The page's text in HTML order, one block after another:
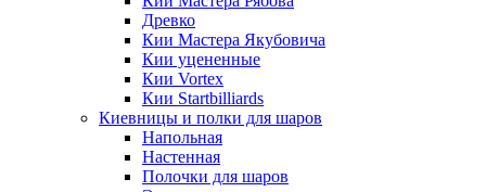
Древко
Кии Мастера Якубовича
Кии уцененные
Кии Vortex
Кии Startbilliards
Киевницы и полки для шаров
Напольная
Настенная
Полочки для шаров